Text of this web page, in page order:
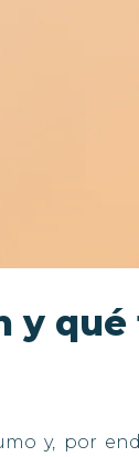
y
y, por